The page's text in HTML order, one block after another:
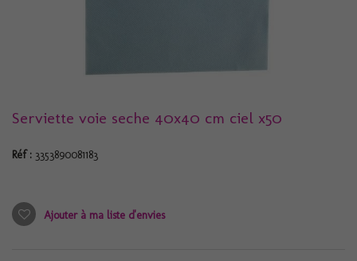
Serviette voie seche 40x40 cm ciel x50
Réf : 3353890081183
Ajouter à ma liste d'envies